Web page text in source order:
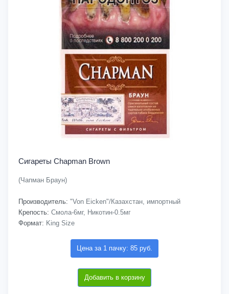
Сигареты Chapman Brown
(Чапман Браун)
Производитель: "Von Eicken"/Казахстан, импортный
Крепость: Смола-6мг, Никотин-0.5мг
Формат: King Size
Цена за 1 пачку: 85 руб.
Добавить в корзину